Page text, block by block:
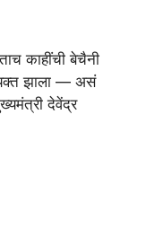
काहींची बेचैनी
झाला — असं
देवेंद्र